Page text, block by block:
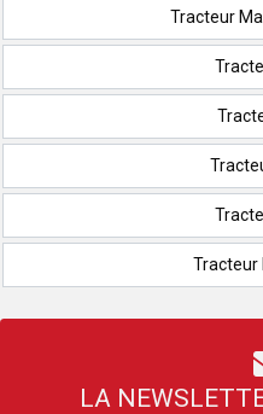
Tracteur
Tracteur
LA